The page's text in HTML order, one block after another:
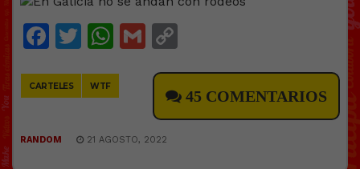
Facebook
Twitter
WhatsApp
Gmail
CARTELES WTF
45 COMENTARIOS
RANDOM 21 AGOSTO, 2022